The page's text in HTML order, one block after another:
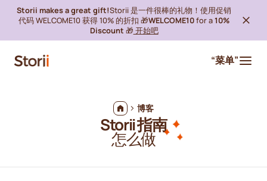
Storii makes a great gift!Storii 是一件很棒的礼物！使用促销
代码 WELCOME10 获得 10% 的折扣 🎁WELCOME10for a10%
Discount 🎁 开始吧
“菜单”
博客
Storii 指南
怎么做